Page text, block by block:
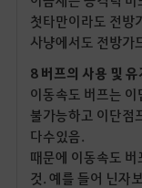
첫타만이라도 전방
사냥에서도 전방가
8 버프의 사용 및 유
이동속도 버프는
불가능하고 이단점
다수있음.
때문에 이동속도
것. 예를 들어 닌자